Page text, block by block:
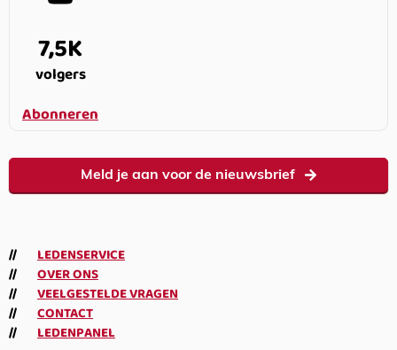
7,5K
volgers
Abonneren
Meld je aan voor de nieuwsbrief
LEDENSERVICE
OVER ONS
VEELGESTELDE VRAGEN
CONTACT
LEDENPANEL